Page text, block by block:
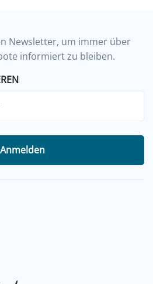
Newsletter, um immer über
informiert zu bleiben.
Anmelden